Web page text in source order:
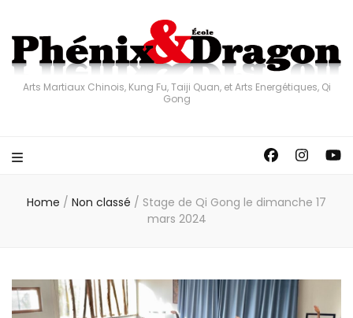
Arts Martiaux Chinois, Kung Fu, Taiji Quan, et Arts Energétiques, Qi
Gong
Home / Non classé / Stage de Qi Gong le dimanche 17
mars 2024